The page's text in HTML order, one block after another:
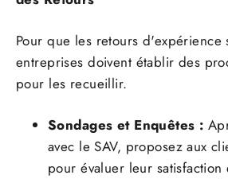
Pour que les retours d'expérience
entreprises doivent établir des
pour les recueillir.
Sondages et Enquêtes :
avec le SAV, proposez aux
pour évaluer leur